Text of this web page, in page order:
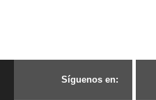
Síguenos en: